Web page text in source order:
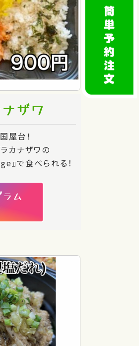
ザワ
屋台！
カナザワの
で食べられる！
ム